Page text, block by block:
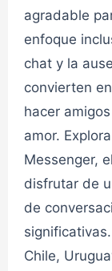
CHAT
CHAT
agradable
enfoque
chat y la
convierten
hacer
amor.
Messenger,
disfrutar de
de
Chile,